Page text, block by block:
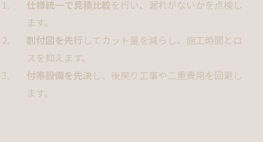
仕様統一で見積比較を行い、漏れがないかを点検し
ます。
割付図を先行 してカット量を減らし、施工時間とロ
スを抑えます。
付帯設備を先決 し、後戻り工事や二重費用を回避し
ます。